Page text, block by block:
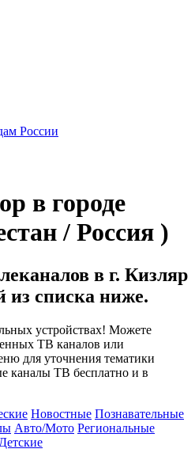
России
в городе
/ Россия )
в г. Кизляр
списка ниже.
устройствах! Можете
ТВ каналов или
для уточнения тематики
каналы ТВ бесплатно и в
Новостные Познавательные
Авто/Мото Региональные
Детские